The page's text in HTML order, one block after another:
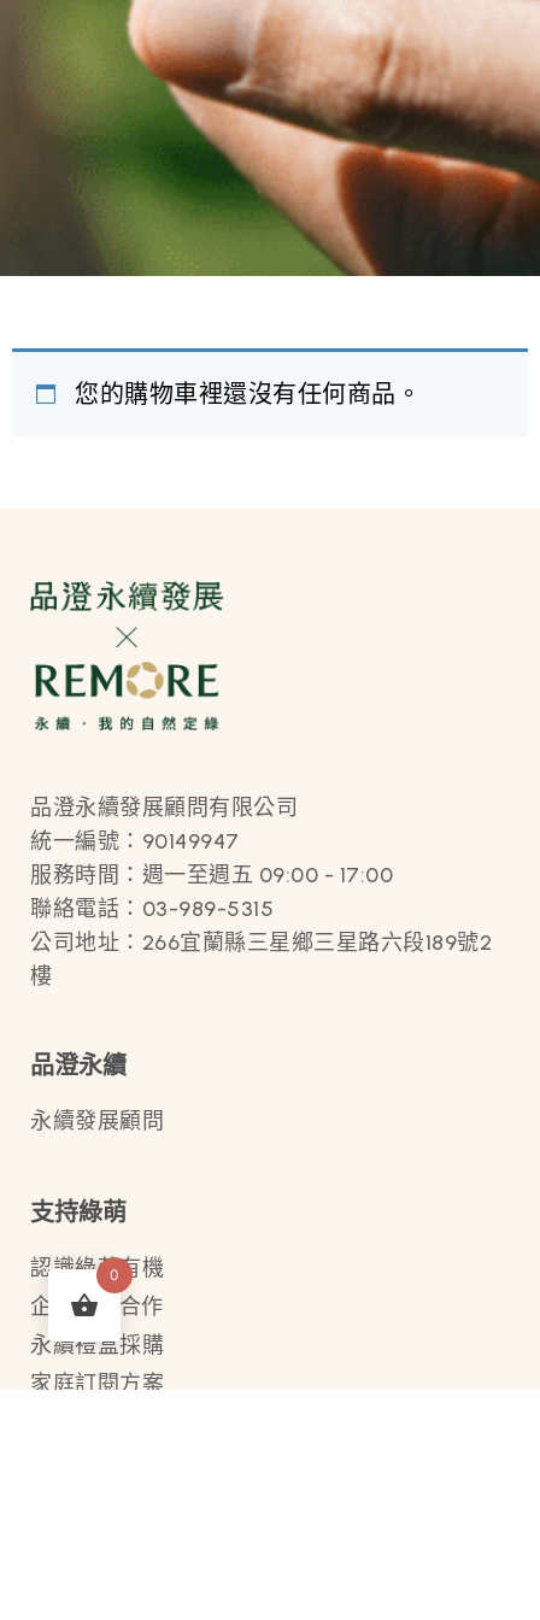
您的購物車裡還沒有任何商品。
品澄永續發展顧問有限公司
統一編號：90149947
服務時間：週一至週五 09:00 - 17:00
聯絡電話：03-989-5315
公司地址：266宜蘭縣三星鄉三星路六段189號2
樓
品澄永續
永續發展顧問
支持綠萌
認識綠萌有機
企業ESG合作
永續禮盒採購
家庭訂閱方案
0